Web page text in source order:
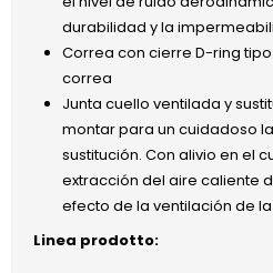
durabilidad y la
Correa con cierre D-ring
correa
Junta cuello ventilada y
montar para un cuidadoso
sustitución. Con alivio en el
extracción del aire caliente
efecto de la ventilación de
Linea prodotto: